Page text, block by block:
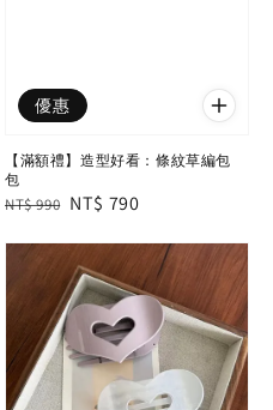
優惠
【滿額禮】造型好看：條紋草編包
包
Regular
NT$ 990 Sale
NT$ 790